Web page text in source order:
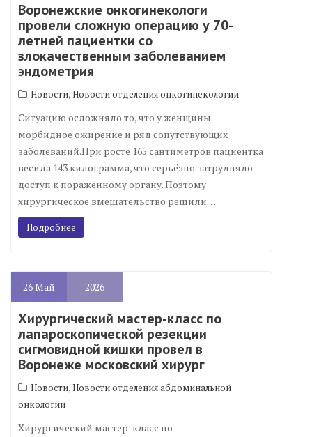
Воронежские онкогинекологи
провели сложную операцию у 70-
летней пациентки со
злокачественным заболеванием
эндометрия
Новости,Новости отделения онкогинекологии
Ситуацию осложняло то, что у женщины
морбидное ожирение и ряд сопутствующих
заболеваний.При росте 165 сантиметров пациентка
весила 143 килограмма, что серьёзно затрудняло
доступ к поражённому органу. Поэтому
хирургическое вмешательство решили…
Подробнее
26Май 2026
Хирургический мастер-класс по
лапароскопической резекции
сигмовидной кишки провел в
Воронеже московский хирург
Новости,Новости отделения абдоминальной
онкологии
Хирургический мастер-класс по